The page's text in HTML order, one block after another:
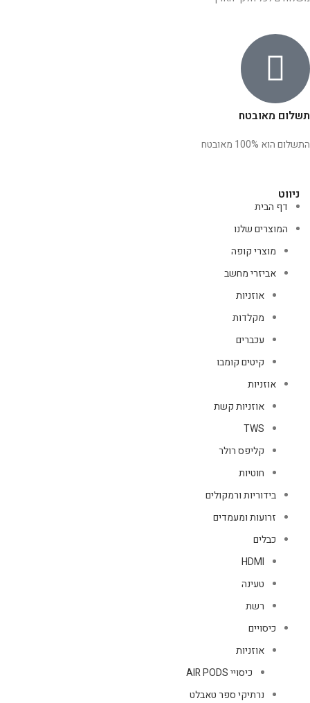
תשלום מאובטח
התשלום הוא 100% מאובטח
ניווט
דף הבית
המוצרים שלנו
מוצרי קופה
אביזרי מחשב
אוזניות
מקלדות
עכברים
קיטים קומבו
אוזניות
אוזניות קשת
TWS
קליפס רולר
חוטיות
בידוריות ורמקולים
זרועות ומעמדים
כבלים
HDMI
טעינה
רשת
כיסויים
אוזניות
כיסויי AIR PODS
נרתיקי ספר טאבלט